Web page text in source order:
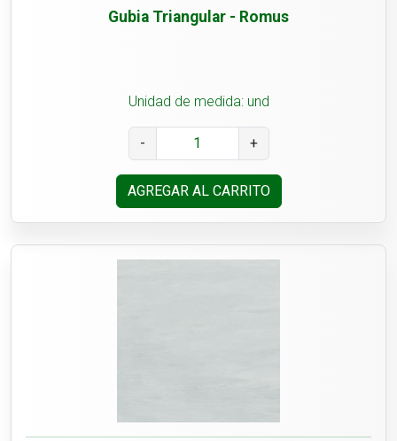
Gubia Triangular - Romus
Unidad de medida: und
- +
AGREGAR AL CARRITO